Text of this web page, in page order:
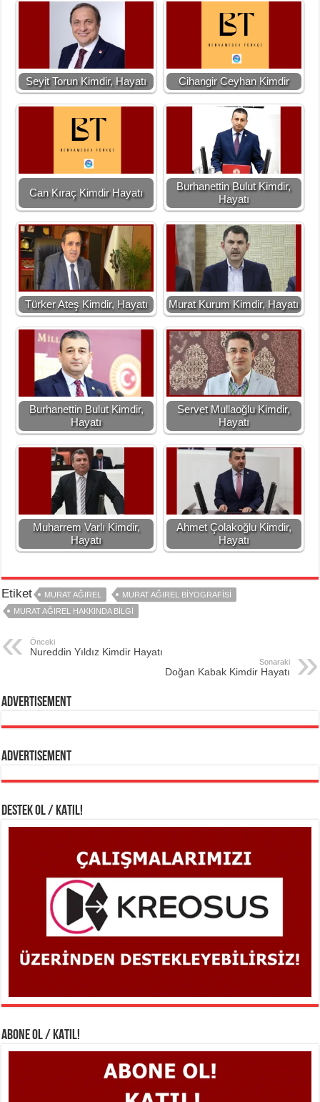
Seyit Torun Kimdir, Hayatı Cihangir Ceyhan Kimdir
Can Kıraç Kimdir Hayatı
Burhanettin Bulut Kimdir,
Hayatı
Türker Ateş Kimdir, Hayatı Murat Kurum Kimdir, Hayatı
Burhanettin Bulut Kimdir,
Hayatı
Servet Mullaoğlu Kimdir,
Hayatı
Muharrem Varlı Kimdir,
Hayatı
Ahmet Çolakoğlu Kimdir,
Hayatı
Etiket MURAT AĞIREL
MURAT AĞIREL BIYOGRAFISI
MURAT AĞIREL HAKKINDA BILGI
Önceki
Nureddin Yıldız Kimdir Hayatı
Sonaraki
Doğan Kabak Kimdir Hayatı
Advertisement
Advertisement
DESTEK OL / KATIL!
ABONE OL / KATIL!